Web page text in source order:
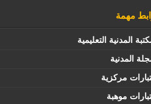
مهمة
المدنية التعليمية
المدنية
مركزية
موهبة